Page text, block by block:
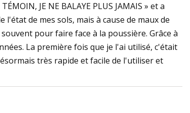
JE NE BALAYE PLUS JAMAIS » et a
l'état de mes sols, mais à cause de maux de
pour faire face à la poussière. Grâce à
La première fois que je l'ai utilisé, c'était
très rapide et facile de l'utiliser et